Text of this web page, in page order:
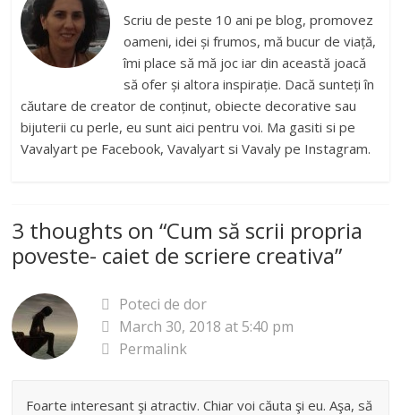
Scriu de peste 10 ani pe blog, promovez
oameni, idei și frumos, mă bucur de viață,
îmi place să mă joc iar din această joacă
să ofer și altora inspirație. Dacă sunteți în
căutare de creator de conținut, obiecte decorative sau
bijuterii cu perle, eu sunt aici pentru voi. Ma gasiti si pe
Vavalyart pe Facebook, Vavalyart si Vavaly pe Instagram.
3 thoughts on “Cum să scrii propria
poveste- caiet de scriere creativa”
Poteci de dor
March 30, 2018 at 5:40 pm
Permalink
Foarte interesant şi atractiv. Chiar voi căuta şi eu. Aşa, să